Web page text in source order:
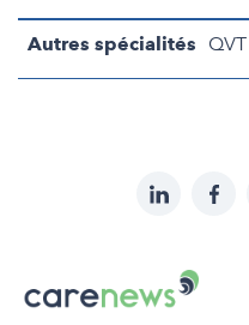
Autres spécialités QVT
sur:
LinkedIn
Carenews,
Le